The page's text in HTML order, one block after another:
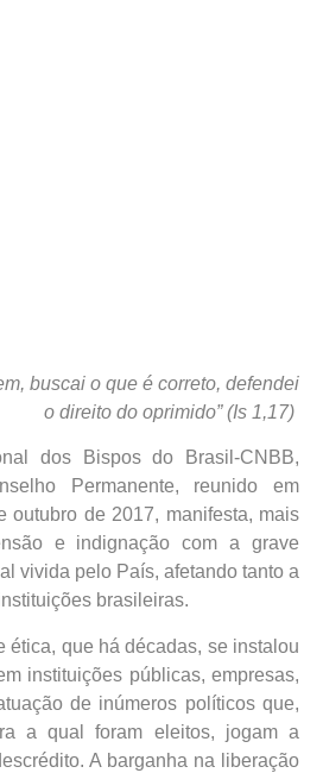
buscai o que é correto, defendei
o direito do oprimido” (Is 1,17)
dos Bispos do Brasil-CNBB,
Permanente, reunido em
outubro de 2017, manifesta, mais
e indignação com a grave
vivida pelo País, afetando tanto a
brasileiras.
ética, que há décadas, se instalou
instituições públicas, empresas,
de inúmeros políticos que,
a qual foram eleitos, jogam a
A barganha na liberação